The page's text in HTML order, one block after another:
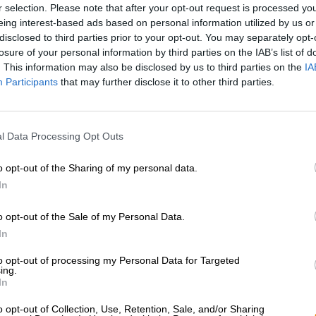
selection. Please note that after your opt-out request is processed
interest-based ads based on personal information utilized by us
to third parties prior to your opt-out. You may separately
of your personal information by third parties on the IAB’s list of
This information may also be disclosed by us to third parties on the
Participants that may further disclose it to other third parties.
Data Processing Opt Outs
opt-out of the Sharing of my personal data.
opt-out of the Sale of my Personal Data.
opt-out of processing my Personal Data for Targeted
opt-out of Collection, Use, Retention, Sale, and/or Sharing
* Hinnat sisältävät pakkausmaksun
Kuvaus Info Arvion perusteella(0)
Maryensztadtin Nevermind Series on räjähdysmäinen
jotka on haudutettu humalatonneista ja jotka
Sarjan osa 16 on humalapommi, joka on täynnä Pacific
Double Dry Hopped Hazy IPA tuo lasiin huikean 7,0
mehukkaita trooppisia hedelmiä. Voimakkaasti
norsunluunvärinen vaahtokruunu, ja se kaadettuina
hedelmiä: harjoitettu nenä tunnistaa papaijan,
valkoiset viinirypäleet. Makutesti paljastaa kesäisen
yhdistyvät hienon hiilihapon, mehukkaan humalan
äärimmäisen juotavaksi olueksi.
Nevermind 16. painoksen kirpeä hedelmäinen
sopii loistavasti ruokien kanssa, joilla on todellinen